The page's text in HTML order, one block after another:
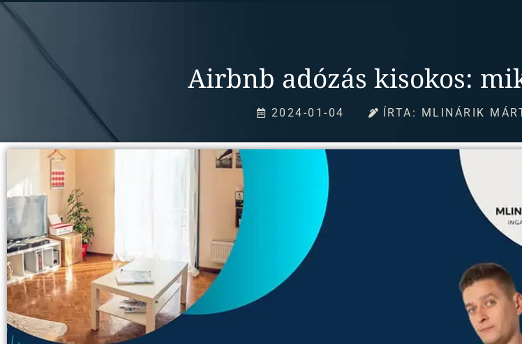
Airbnb adózás kisokos:
2024-01-04 ÍRTA: MLINÁRIK